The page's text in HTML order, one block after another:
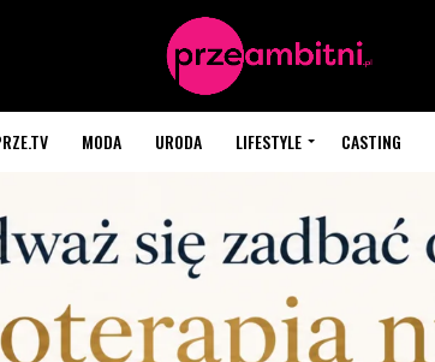
MODA URODA LIFESTYLE CASTING